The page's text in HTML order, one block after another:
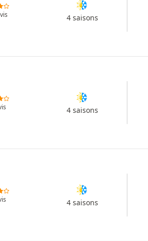
4 saisons
4 saisons
4 saisons